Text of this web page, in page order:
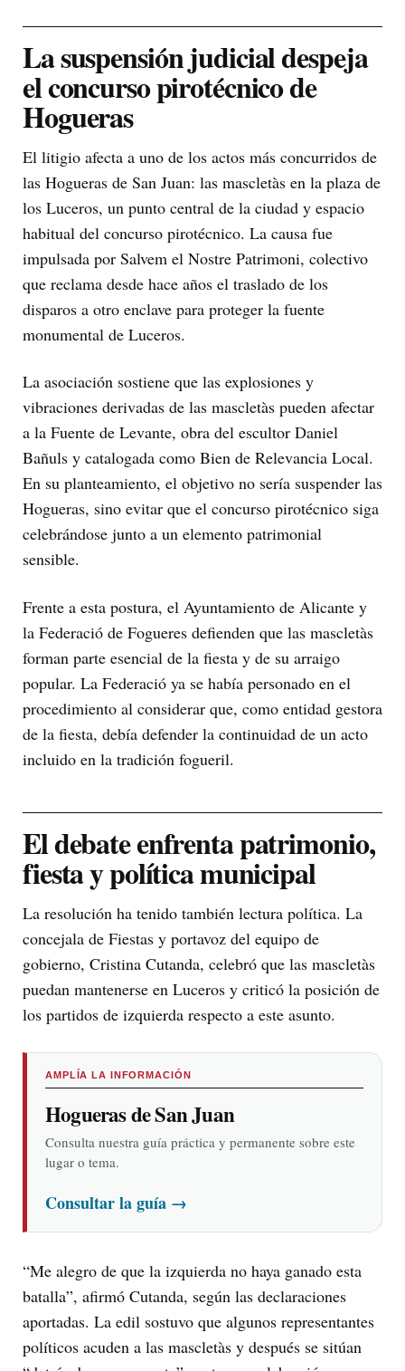
La suspensión judicial despeja
el concurso pirotécnico de
Hogueras
El litigio afecta a uno de los actos más concurridos de
las Hogueras de San Juan: las mascletàs en la plaza de
los Luceros, un punto central de la ciudad y espacio
habitual del concurso pirotécnico. La causa fue
impulsada por Salvem el Nostre Patrimoni, colectivo
que reclama desde hace años el traslado de los
disparos a otro enclave para proteger la fuente
monumental de Luceros.
La asociación sostiene que las explosiones y
vibraciones derivadas de las mascletàs pueden afectar
a la Fuente de Levante, obra del escultor Daniel
Bañuls y catalogada como Bien de Relevancia Local.
En su planteamiento, el objetivo no sería suspender las
Hogueras, sino evitar que el concurso pirotécnico siga
celebrándose junto a un elemento patrimonial
sensible.
Frente a esta postura, el Ayuntamiento de Alicante y
la Federació de Fogueres defienden que las mascletàs
forman parte esencial de la fiesta y de su arraigo
popular. La Federació ya se había personado en el
procedimiento al considerar que, como entidad gestora
de la fiesta, debía defender la continuidad de un acto
incluido en la tradición fogueril.
El debate enfrenta patrimonio,
fiesta y política municipal
La resolución ha tenido también lectura política. La
concejala de Fiestas y portavoz del equipo de
gobierno, Cristina Cutanda, celebró que las mascletàs
puedan mantenerse en Luceros y criticó la posición de
los partidos de izquierda respecto a este asunto.
AMPLÍA LA INFORMACIÓN
Hogueras de San Juan
Consulta nuestra guía práctica y permanente sobre este
lugar o tema.
Consultar la guía →
“Me alegro de que la izquierda no haya ganado esta
batalla”, afirmó Cutanda, según las declaraciones
aportadas. La edil sostuvo que algunos representantes
políticos acuden a las mascletàs y después se sitúan